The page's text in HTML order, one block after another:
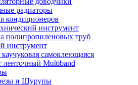
радиаторы
кондиционеров
инструмент
полипропиленовых труб
инструмент
самоклеющаяся
ленточный Multiband
и Шурупы